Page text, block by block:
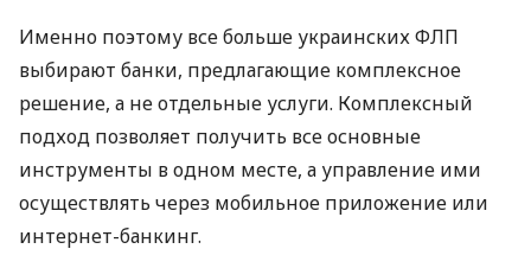
Именно поэтому все больше украинских ФЛП
выбирают банки, предлагающие комплексное
решение, а не отдельные услуги. Комплексный
подход позволяет получить все основные
инструменты в одном месте, а управление ими
осуществлять через мобильное приложение или
интернет-банкинг.